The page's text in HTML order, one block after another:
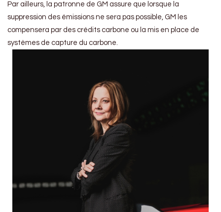
Par ailleurs, la patronne de GM assure que lorsque la
suppression des émissions ne sera pas possible, GM les
compensera par des crédits carbone ou la mis en place de
systèmes de capture du carbone.